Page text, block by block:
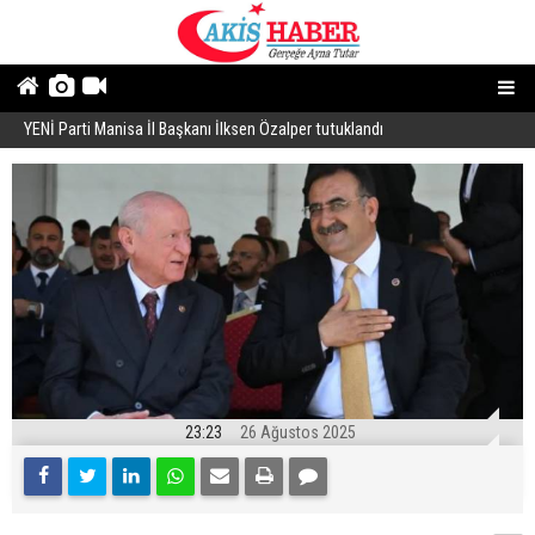
YENİ Parti Manisa İl Başkanı İlksen Özalper tutuklandı
23:23 26 Ağustos 2025